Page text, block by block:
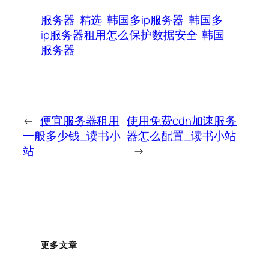
服务器 精选 韩国多ip服务器 韩国多
ip服务器租用怎么保护数据安全 韩国
服务器
← 便宜服务器租用
一般多少钱_读书小
站
使用免费cdn加速服务
器怎么配置_读书小站
→
更多文章